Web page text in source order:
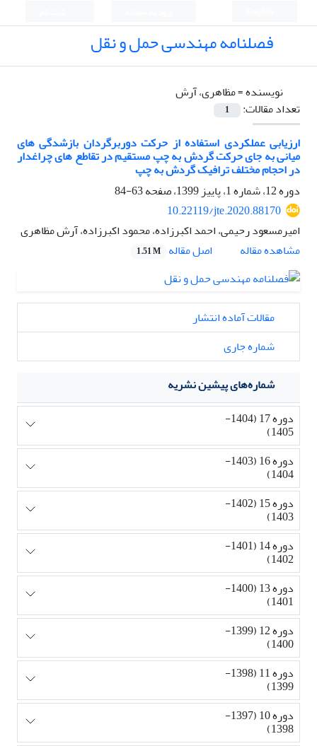
فصلنامه مهندسی حمل و نقل
نویسنده =مظاهری، آرش
تعداد مقالات:
1
ارزیابی عملکردی استفاده از حرکت دوربرگردان بازشدگی های
میانی به جای حرکت گردش به چپ مستقیم در تقاطع های چراغدار
در احجام مختلف ترافیک گردش به چپ
دوره 12، شماره 1، پاییز 1399، صفحه
63-84
10.22119/jte.2020.88170
امیرمسعود رحیمی، احمد اکبرزاده، محمود اکبرزاده، آرش مظاهری
مشاهده مقاله
اصل مقاله 1.51 M
مقالات آماده انتشار
شماره جاری
شماره‌های پیشین نشریه
دوره 17 (1404-
1405)
دوره 16 (1403-
1404)
دوره 15 (1402-
1403)
دوره 14 (1401-
1402)
دوره 13 (1400-
1401)
دوره 12 (1399-
1400)
دوره 11 (1398-
1399)
دوره 10 (1397-
1398)